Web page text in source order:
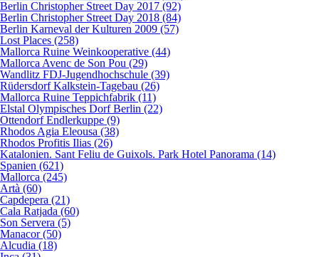
Berlin Christopher Street Day 2017 (92)
Berlin Christopher Street Day 2018 (84)
Berlin Karneval der Kulturen 2009 (57)
Lost Places (258)
Mallorca Ruine Weinkooperative (44)
Mallorca Avenc de Son Pou (29)
Wandlitz FDJ-Jugendhochschule (39)
Rüdersdorf Kalkstein-Tagebau (26)
Mallorca Ruine Teppichfabrik (11)
Elstal Olympisches Dorf Berlin (22)
Ottendorf Endlerkuppe (9)
Rhodos Agia Eleousa (38)
Rhodos Profitis Ilias (26)
Katalonien. Sant Feliu de Guixols. Park Hotel Panorama (14)
Spanien (621)
Mallorca (245)
Artà (60)
Capdepera (21)
Cala Ratjada (60)
Son Servera (5)
Manacor (50)
Alcudia (18)